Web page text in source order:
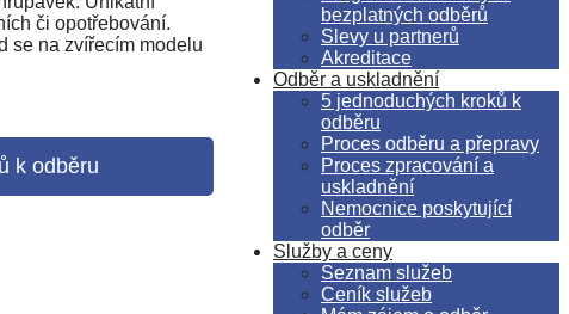
bezplatných odběrů
Slevy u partnerů
Akreditace
Odběr a uskladnění
5 jednoduchých kroků k
odběru
Proces odběru a přepravy
Proces zpracování a
uskladnění
Nemocnice poskytující
odběr
Služby a ceny
Seznam služeb
Ceník služeb
či opotřebování.
se na zvířecím modelu
k odběru